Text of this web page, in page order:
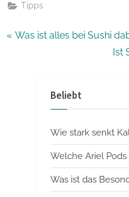
Tipps
Beitragsnavigation
P
Was ist alles bei Sushi
N
o
s
t
Ist
Beliebt
Wie stark senkt
Welche Ariel
Was ist das